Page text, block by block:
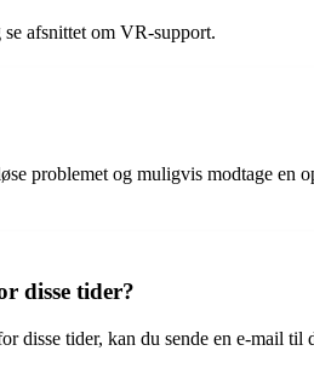
afsnittet om VR-support.
problemet og muligvis modtage en
disse tider?
disse tider, kan du sende en e-mail til